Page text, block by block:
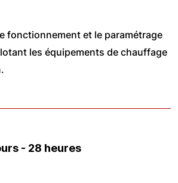
fonctionnement et le paramétrage
les équipements de chauffage
- 28 heures